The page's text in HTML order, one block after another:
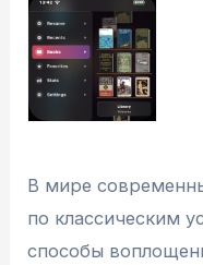
В мире
по классическим
способы